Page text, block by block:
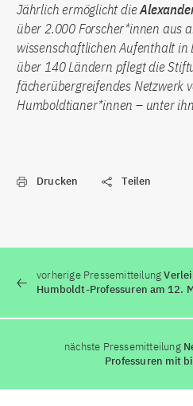
Jährlich ermöglicht die
über 2.000 Forscher*innen aus
wissenschaftlichen Aufenthalt
über 140 Ländern pflegt die
fächerübergreifendes Netzwerk
Humboldtianer*innen – unter
Drucken Teilen
vorherige Pressemitteilung
Humboldt-Professuren am 12.
nächste Pressemitteilung
Professuren mit